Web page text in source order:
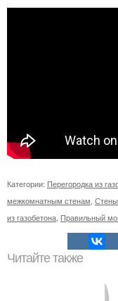
Категории: Перегородка из
межкомнатным стенам
из газобетона Правильный
Читайте также